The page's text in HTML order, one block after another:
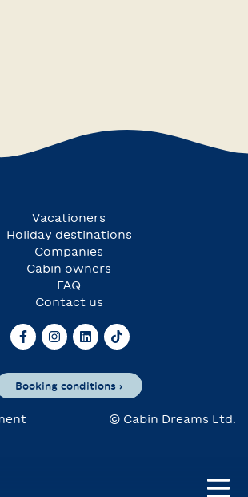
Vacationers
Holiday destinations
Companies
Cabin owners
FAQ
Contact us
Booking conditions ›
© Cabin Dreams Ltd.